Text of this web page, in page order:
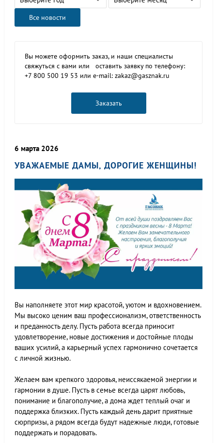
Все новости
Вы можете оформить заказ, и наши специалисты
свяжуться с вами или оставить заявку по телефону:
+7 800 500 19 53 или e-mail: zakaz@gasznak.ru
Заказать
6 марта 2026
УВАЖАЕМЫЕ ДАМЫ, ДОРОГИЕ ЖЕНЩИНЫ!
Вы наполняете этот мир красотой, уютом и вдохновением.
Мы высоко ценим ваш профессионализм, ответственность
и преданность делу. Пусть работа всегда приносит
удовлетворение, новые достижения и достойные плоды
ваших усилий, а карьерный успех гармонично сочетается
с личной жизнью.
Желаем вам крепкого здоровья, неиссякаемой энергии и
гармонии в душе. Пусть в семье всегда царят любовь,
понимание и благополучие, а дома ждет теплый очаг и
поддержка близких. Пусть каждый день дарит приятные
сюрпризы, а рядом всегда будут надежные люди, готовые
поддержать и порадовать.